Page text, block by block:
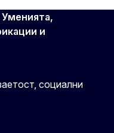
Умениятa,
и
социални